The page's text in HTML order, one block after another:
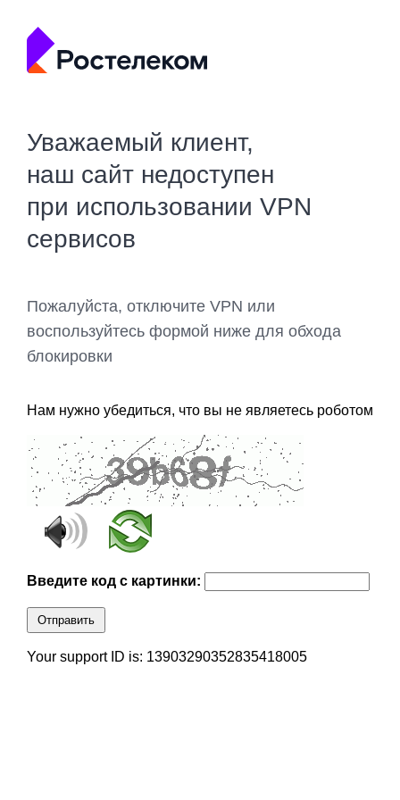
Уважаемый клиент,
наш сайт недоступен
при использовании VPN
сервисов
Пожалуйста, отключите VPN или
воспользуйтесь формой ниже для обхода
блокировки
Нам нужно убедиться, что вы не являетесь роботом
Введите код с картинки:
Отправить
Your support ID is: 13903290352835418005